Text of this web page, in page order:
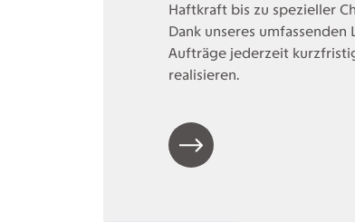
Haftkraft bis zu spezieller
Dank unseres umfassenden
Aufträge jederzeit
realisieren.